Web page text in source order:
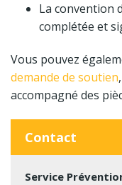
La convention
complétée et
Vous pouvez
demande de soutien
accompagné des
Contact
Service